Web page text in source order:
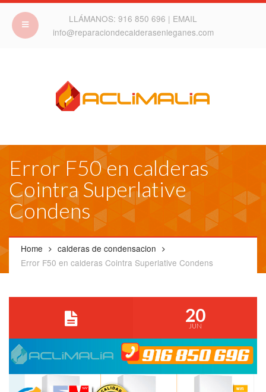
LLÁMANOS: 916 850 696 | EMAIL
info@reparaciondecalderasenleganes.com
Error F50 en calderas
Cointra Superlative
Condens
Home
calderas de condensacion
Error F50 en calderas Cointra Superlative Condens
20
JUN